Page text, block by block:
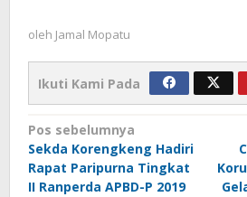
oleh Jamal Mopatu
Ikuti Kami Pada
Navigasi
pos
Pos sebelumnya
Sekda Korengkeng Hadiri
Rapat Paripurna Tingkat
II Ranperda APBD-P 2019